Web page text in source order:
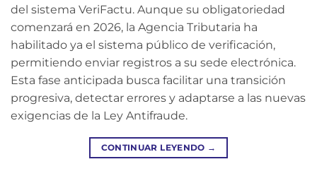
del sistema VeriFactu. Aunque su obligatoriedad
comenzará en 2026, la Agencia Tributaria ha
habilitado ya el sistema público de verificación,
permitiendo enviar registros a su sede electrónica.
Esta fase anticipada busca facilitar una transición
progresiva, detectar errores y adaptarse a las nuevas
exigencias de la Ley Antifraude.
CONTINUAR LEYENDO →